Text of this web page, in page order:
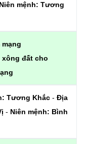
Niên mệnh: Tương
mạng
đất cho
Tương Khắc- Địa
- Niên mệnh: Bình